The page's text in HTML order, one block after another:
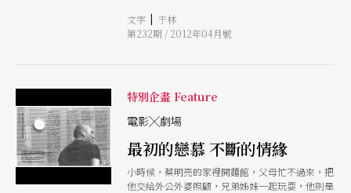
定，也即將在五月初登上國家劇院殿堂他花了九年
時間，終於完成了這個對秀琴的許諾。他說，他的
文字 | 于林
第232期 / 2012年04月號
特別企畫 Feature
電影╳劇場
最初的戀慕 不斷的情緣
小時候，蔡明亮的家裡開麵館，父母忙不過來，把
他交給外公外婆照顧，兄弟姊妹一起玩耍，他則是